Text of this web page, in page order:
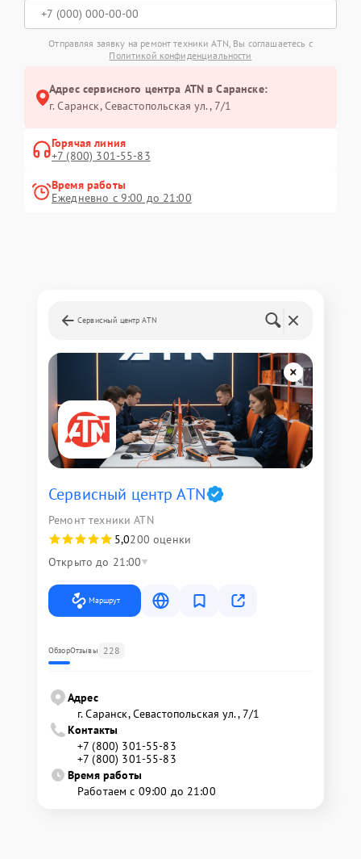
Отправляя заявку на ремонт техники ATN, Вы соглашаетесь с
Политикой конфиденциальности
Адрес сервисного центра ATN в Саранске:
г. Саранск, Севастопольская ул., 7/1
Горячая линия
+7 (800) 301-55-83
Время работы
Ежедневно с 9:00 до 21:00
Сервисный центр ATN
Сервисный центр ATN
Ремонт техники ATN
5,0200 оценки
Открыто до 21:00
Маршрут
ОбзорОтзывы 228
Адрес
г. Саранск, Севастопольская ул., 7/1
Контакты
+7 (800) 301-55-83
+7 (800) 301-55-83
Время работы
Работаем с 09:00 до 21:00